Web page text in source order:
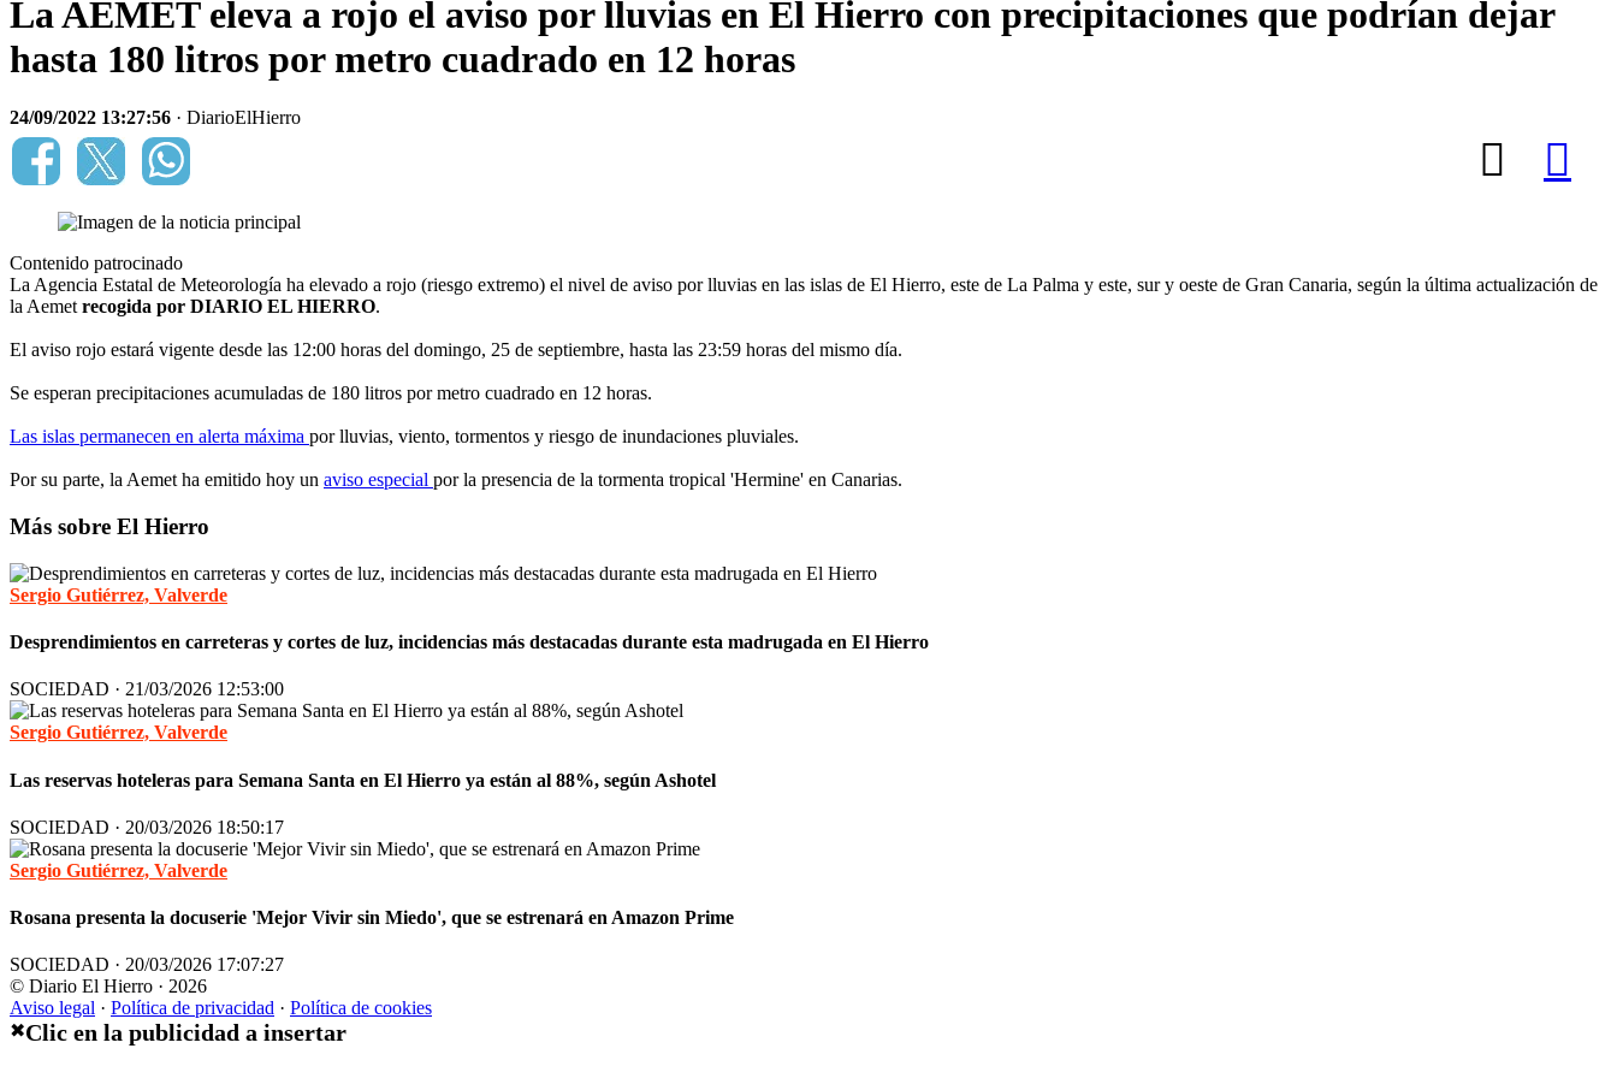
La AEMET eleva a rojo el aviso por lluvias en El Hierro con precipitaciones que podrían dejar
hasta 180 litros por metro cuadrado en 12 horas
24/09/2022 13:27:56 · DiarioElHierro
Contenido patrocinado
La Agencia Estatal de Meteorología ha elevado a rojo (riesgo extremo) el nivel de aviso por lluvias en las islas de El Hierro, este de La Palma y este, sur y oeste de Gran Canaria, según la última actualización de
la Aemet recogida por DIARIO EL HIERRO.
El aviso rojo estará vigente desde las 12:00 horas del domingo, 25 de septiembre, hasta las 23:59 horas del mismo día.
Se esperan precipitaciones acumuladas de 180 litros por metro cuadrado en 12 horas.
Las islas permanecen en alerta máxima por lluvias, viento, tormentos y riesgo de inundaciones pluviales.
Por su parte, la Aemet ha emitido hoy un aviso especial por la presencia de la tormenta tropical 'Hermine' en Canarias.
Más sobre El Hierro
Sergio Gutiérrez, Valverde
Desprendimientos en carreteras y cortes de luz, incidencias más destacadas durante esta madrugada en El Hierro
SOCIEDAD · 21/03/2026 12:53:00
Sergio Gutiérrez, Valverde
Las reservas hoteleras para Semana Santa en El Hierro ya están al 88%, según Ashotel
SOCIEDAD · 20/03/2026 18:50:17
Sergio Gutiérrez, Valverde
Rosana presenta la docuserie 'Mejor Vivir sin Miedo', que se estrenará en Amazon Prime
SOCIEDAD · 20/03/2026 17:07:27
© Diario El Hierro · 2026
Aviso legal · Política de privacidad · Política de cookies
✖Clic en la publicidad a insertar